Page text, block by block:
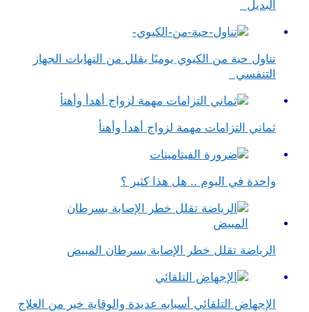
البديل
تناول حبة من الكيوي يوميًا يقلل من التهابات الجهاز
التنفسي
ثماني التزامات مهمة لزواج أهدأ وأهنأ
واحدة في اليوم .. هل هذا كثير ؟
الرياضة تقلل خطر الإصابة بسرطان المبيض
الإجهاض التلقائي أسبابه عديدة والوقاية خير من العلاج